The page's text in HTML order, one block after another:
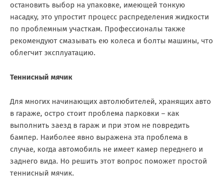
остановить выбор на упаковке, имеющей тонкую
насадку, это упростит процесс распределения жидкости
по проблемным участкам. Профессионалы также
рекомендуют смазывать ею колеса и болты машины, что
облегчит эксплуатацию.
Теннисный мячик
Для многих начинающих автолюбителей, хранящих авто
в гараже, остро стоит проблема парковки – как
выполнить заезд в гараж и при этом не повредить
бампер. Наиболее явно выражена эта проблема в
случае, когда автомобиль не имеет камер переднего и
заднего вида. Но решить этот вопрос поможет простой
теннисный мячик.